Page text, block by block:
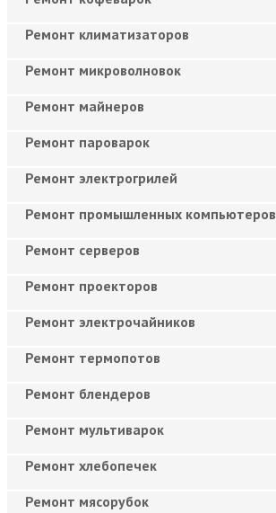
Ремонт климатизаторов
Ремонт микроволновок
Ремонт майнеров
Ремонт пароварок
Ремонт электрогрилей
Ремонт промышленных компьютеров
Ремонт серверов
Ремонт проекторов
Ремонт электрочайников
Ремонт термопотов
Ремонт блендеров
Ремонт мультиварок
Ремонт хлебопечек
Ремонт мясорубок